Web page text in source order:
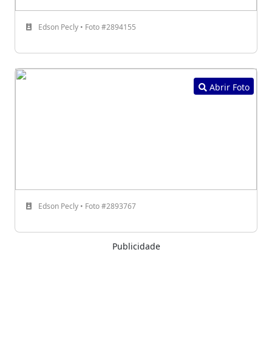
Edson Pecly • Foto #2894155
Abrir Foto
Edson Pecly • Foto #2893767
Publicidade